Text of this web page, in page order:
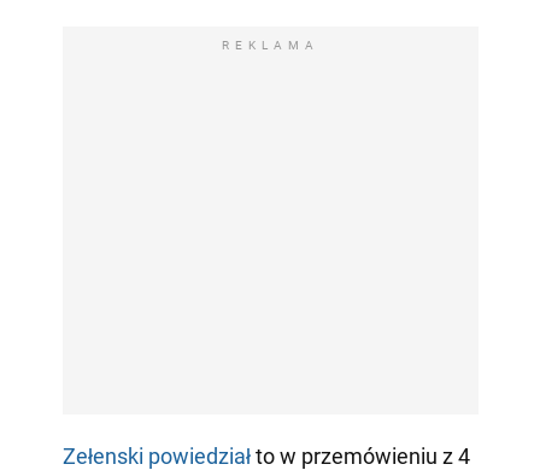
REKLAMA
Zełenski powiedziałto w przemówieniu z 4